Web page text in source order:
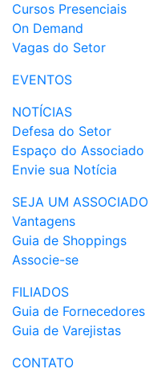
Cursos Presenciais
On Demand
Vagas do Setor
EVENTOS
NOTÍCIAS
Defesa do Setor
Espaço do Associado
Envie sua Notícia
SEJA UM ASSOCIADO
Vantagens
Guia de Shoppings
Associe-se
FILIADOS
Guia de Fornecedores
Guia de Varejistas
CONTATO